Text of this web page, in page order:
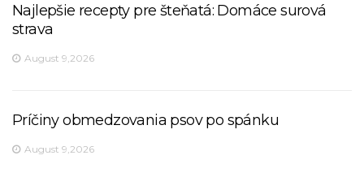
Najlepšie recepty pre šteňatá: Domáce surová
strava
August 9,2026
Príčiny obmedzovania psov po spánku
August 9,2026